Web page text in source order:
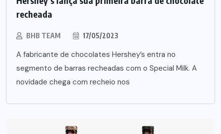
recheada
BHB TEAM 17/05/2023
A fabricante de chocolates Hershey’s entra no
segmento de barras recheadas com o Special Milk. A
novidade chega com recheio nos